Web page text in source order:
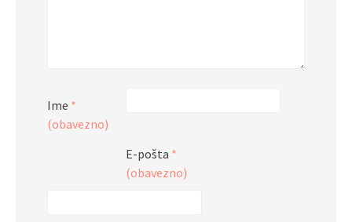
Ime *
(obavezno)
E-pošta *
(obavezno)